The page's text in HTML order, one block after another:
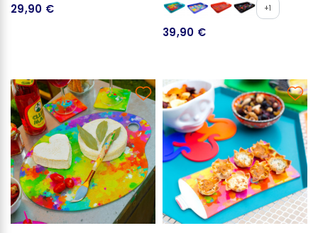
29,90 € +1
39,90 €